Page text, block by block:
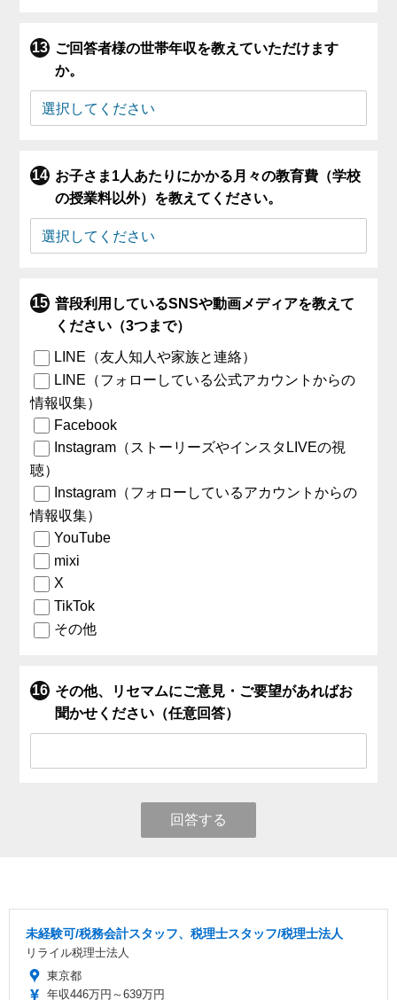
ご回答者様の世帯年収を教えていただけます
か。
お子さま1人あたりにかかる月々の教育費（学校
の授業料以外）を教えてください。
普段利用しているSNSや動画メディアを教えて
ください（3つまで）
LINE（友人知人や家族と連絡）
LINE（フォローしている公式アカウントからの
情報収集）
Facebook
Instagram（ストーリーズやインスタLIVEの視
聴）
Instagram（フォローしているアカウントからの
情報収集）
YouTube
mixi
X
TikTok
その他
その他、リセマムにご意見・ご要望があればお
聞かせください（任意回答）
回答する
未経験可/税務会計スタッフ、税理士スタッフ/税理士法人
リライル税理士法人
東京都
年収446万円～639万円